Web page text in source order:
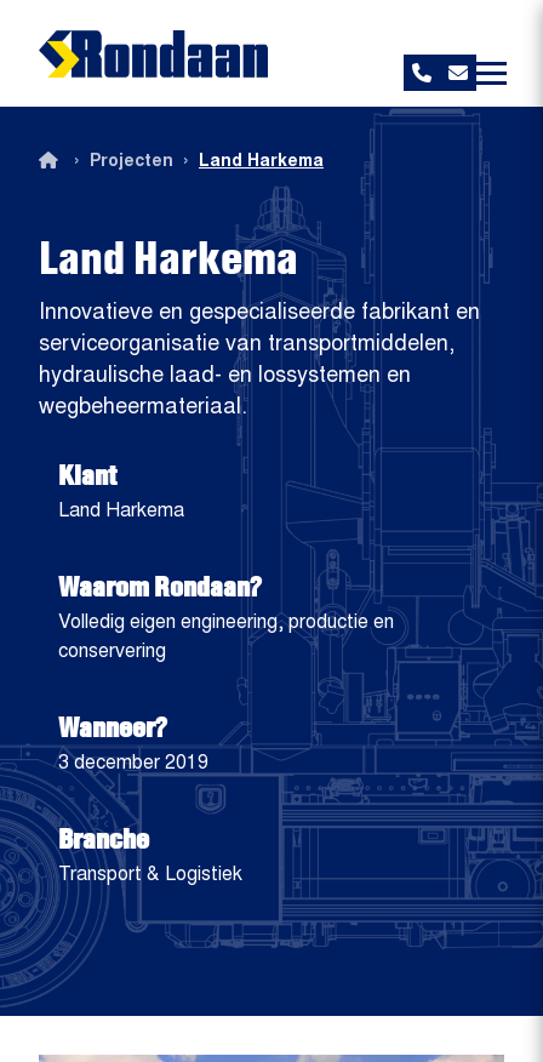
Land Harkema
Innovatieve en gespecialiseerde fabrikant en
serviceorganisatie van transportmiddelen,
hydraulische laad- en lossystemen en
wegbeheermateriaal.
› Projecten › Land Harkema
Klant
Land Harkema
Waarom Rondaan?
Volledig eigen engineering, productie en
conservering
Wanneer?
3 december 2019
Branche
Transport & Logistiek